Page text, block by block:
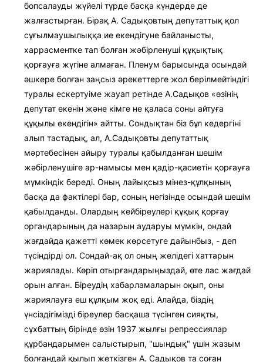
бопсалауды жүйелі түрде басқа күндерде де
жалғастырған. Бірақ А. Садықовтың депутаттық қол
сұғылмаушылыққа ие екендігуне байланысты,
харрасментке тап болған жәбірленуші құқықтық
қорғауға жүгіне алмаған. Пленум барысында осындай
әшкере болған заңсыз әрекеттерге жол берілмейтіндігі
туралы ескертуіме жауап ретінде А.Садықов «өзінің
депутат екенін және кімге не қаласа соны айтуға
құқылы екендігін» айтты. Сондықтан біз бұл кедергіні
алып тастадық, ал, А.Садықовты депутаттық
мәртебесінен айыру туралы қабылданған шешім
жәбірленушіге ар-намысы мен қадір-қасиетін қорғауға
мүмкіндік береді. Оның лайықсыз мінез-құлқының
басқа да фактілері бар, соның негізінде осындай шешім
қабылданды. Олардың кейбіреулері құқық қорғау
органдарының да назарын аударуы мүмкін, ондай
жағдайда қажетті көмек көрсетуге дайынбыз, - деп
түсіндірді ол. Сондай-ақ ол оның желідегі хаттарын
жариялады. Көріп отырғандарыңыздай, өте лас жағдай
орын алған. Біреудің хабарламаларын оқып, оны
жариялауға еш құлқым жоқ еді. Алайда, біздің
үнсіздігімізді біреулер басқаша түсінген сияқты,
сұхбаттың бірінде өзін 1937 жылғы репрессиялар
құрбандарымен салыстырып, "шындық" үшін жазым
болғандай қылып жеткізген А. Садықов та соған